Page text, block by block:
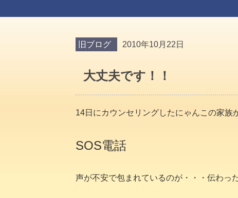
旧ブログ 2010年10月22日
大丈夫です！！
14日にカウンセリングしたにゃんこの家族
SOS電話
声が不安で包まれているのが・・・伝わった